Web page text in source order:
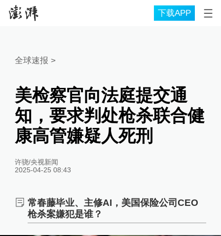
下载APP
全球速报 >
美检察官向法庭提交通
知，要求判处枪杀联合健
康高管嫌疑人死刑
许骁/央视新闻
2025-04-25 08:43
常春藤毕业、主修AI，美国保险公司CEO
枪杀案嫌犯是谁？